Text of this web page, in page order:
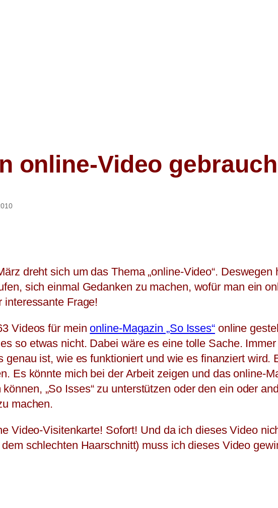
online-Video
dreht sich um das Thema „online-Video“. Deswegen
sich einmal Gedanken zu machen, wofür man ein
interessante Frage!
Videos für mein online-Magazin „So Isses“online
so etwas nicht. Dabei wäre es eine tolle Sache.
genau ist, wie es funktioniert und wie es finanziert wird.
Es könnte mich bei der Arbeit zeigen und das online-
„So Isses“ zu unterstützen oder den ein oder
machen.
Video-Visitenkarte! Sofort! Und da ich dieses Video
schlechten Haarschnitt) muss ich dieses Video